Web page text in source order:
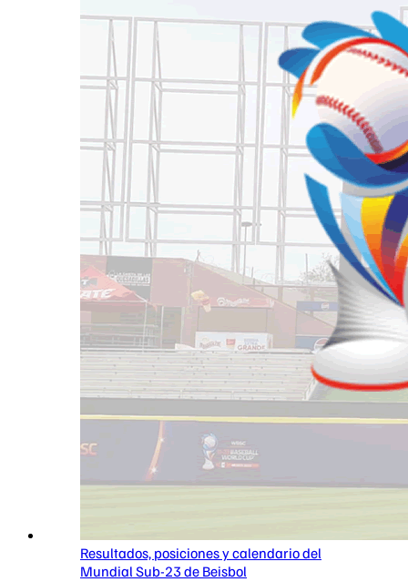
Resultados, posiciones y calendario del
Mundial Sub-23 de Beisbol